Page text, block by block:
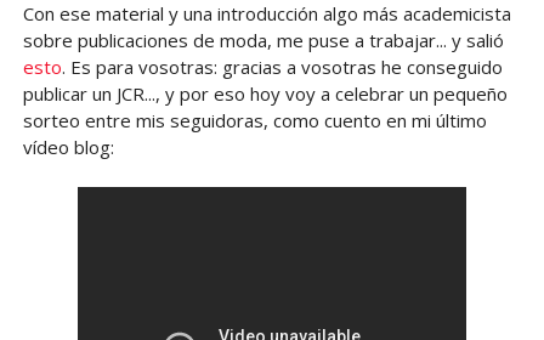
Con ese material y una introducción algo más academicista
sobre publicaciones de moda, me puse a trabajar... y salió
esto. Es para vosotras: gracias a vosotras he conseguido
publicar un JCR..., y por eso hoy voy a celebrar un pequeño
sorteo entre mis seguidoras, como cuento en mi último
vídeo blog: